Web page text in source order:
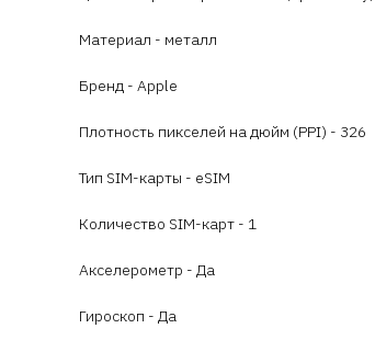
Материал - металл
Бренд - Apple
Плотность пикселей на дюйм (PPI) - 326
Тип SIM-карты - eSIM
Количество SIM-карт - 1
Акселерометр - Да
Гироскоп - Да